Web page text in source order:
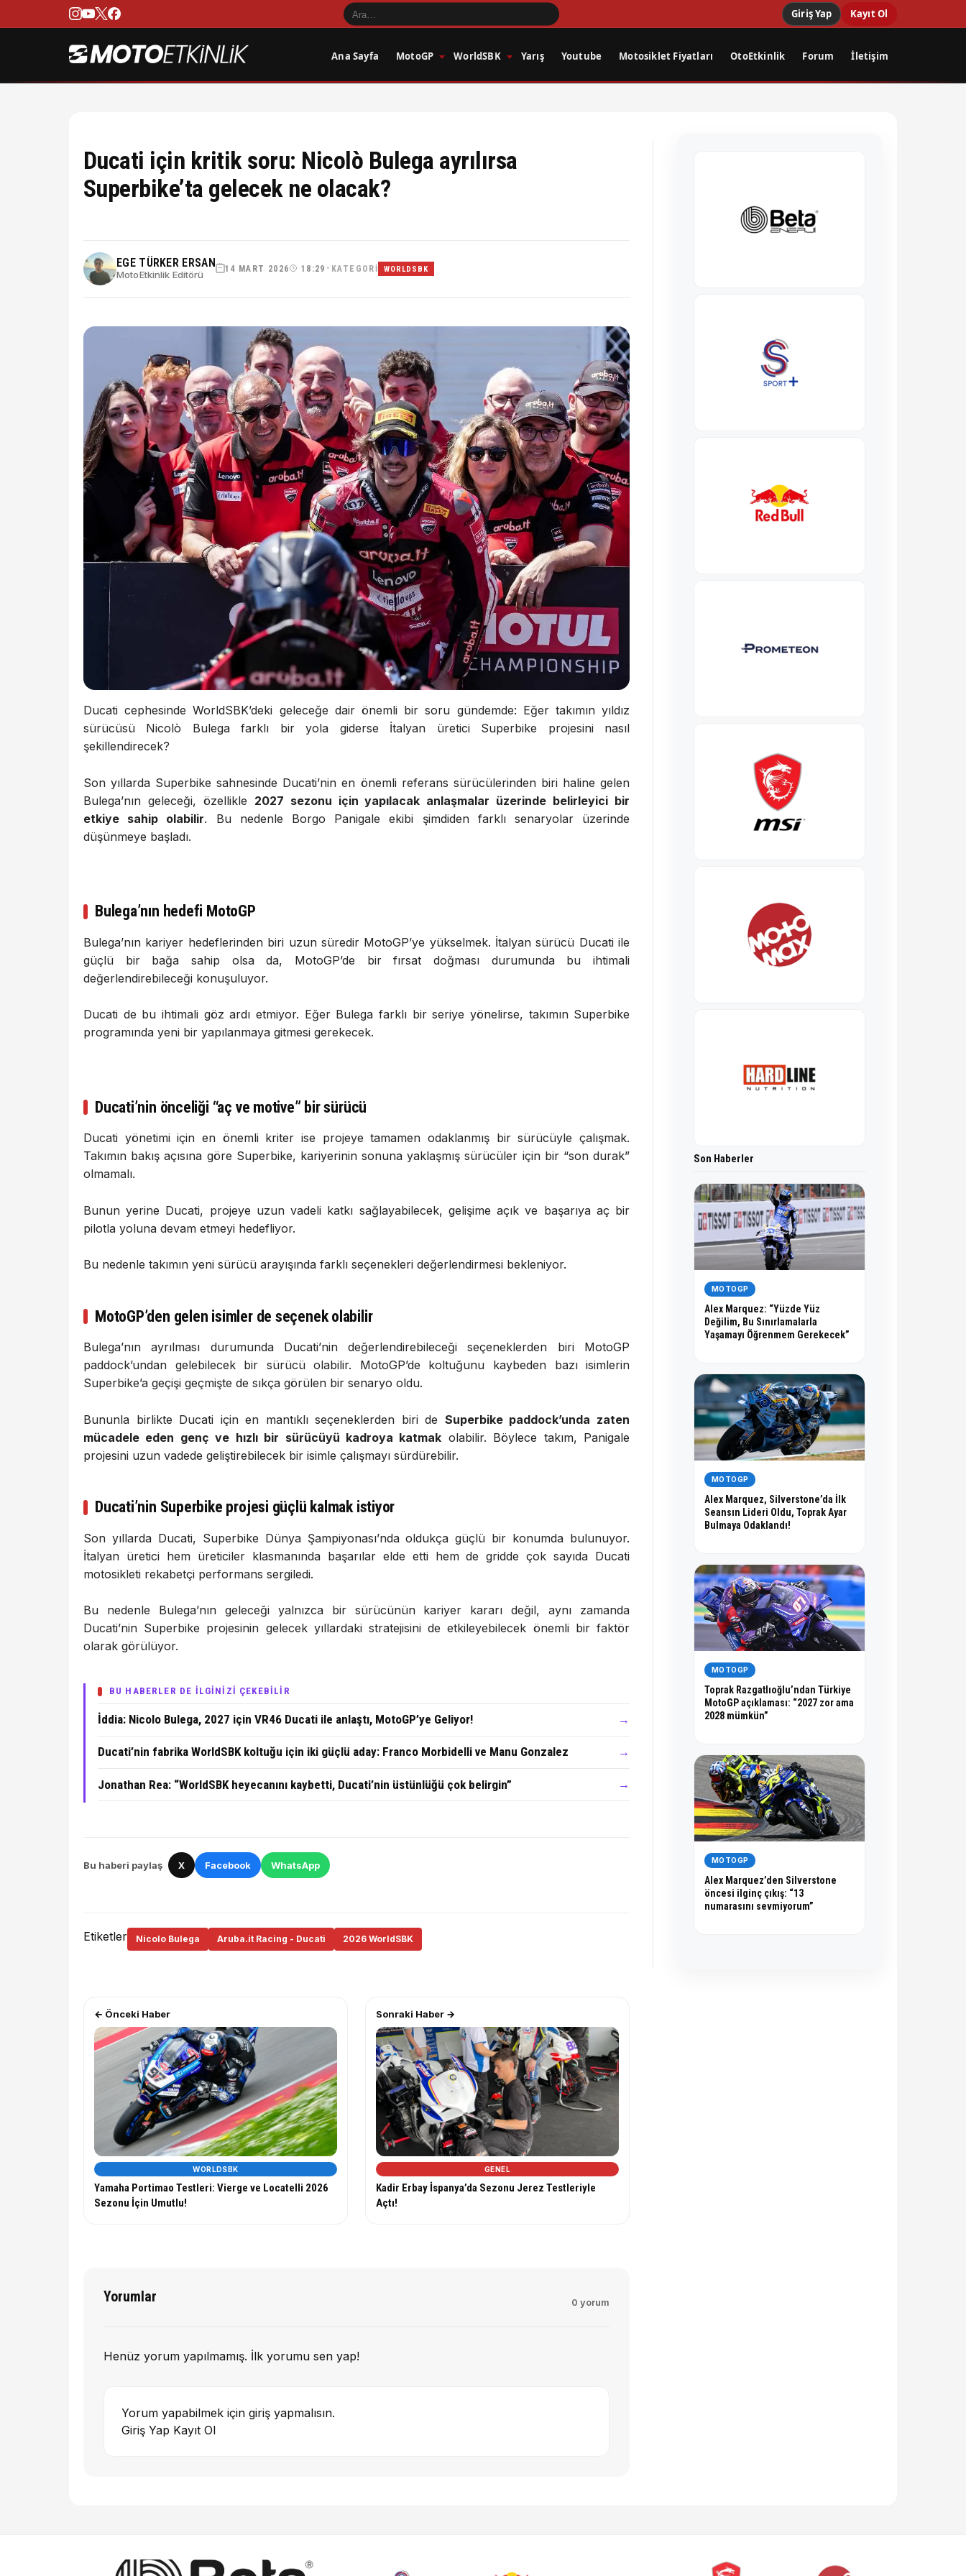
Giriş Yap Kayıt Ol
Ana Sayfa MotoGP WorldSBK Yarış Youtube Motosiklet Fiyatları OtoEtkinlik Forum İletişim
Ducati için kritik soru: Nicolò Bulega ayrılırsa
Superbike’ta gelecek ne olacak?
EGE TÜRKER ERSAN
MotoEtkinlik Editörü
14 MART 2026 18:29 • KATEGORI WORLDSBK
Ducati cephesindeWorldSBK’deki geleceğe dair önemli birsoru gündemde: Eğer takımınyıldız
sürücüsü Nicolò Bulega farklı biryola giderse İtalyan üretici Superbike projesini nasıl
şekillendirecek?
Sonyıllarda Superbikesahnesinde Ducati’ninen önemli referans sürücülerinden biri halinegelen
Bulega’nın geleceği, özellikle 2027 sezonu içinyapılacak anlaşmalar üzerinde belirleyici bir
etkiye sahip olabilir. Bu nedenle Borgo Panigaleekibi şimdiden farklı senaryolar üzerinde
düşünmeye başladı.
Bulega’nın hedefi MotoGP
Bulega’nın kariyer hedeflerinden biri uzun süredir MotoGP’ye yükselmek. İtalyansürücü Ducatiile
güçlü bir bağasahip olsada, MotoGP’de birfırsatdoğması durumunda buihtimali
değerlendirebileceği konuşuluyor.
Ducati de bu ihtimali gözardı etmiyor. Eğer Bulega farklı birseriye yönelirse, takımın Superbike
programında yeni bir yapılanmaya gitmesi gerekecek.
Ducati’nin önceliği “aç ve motive” birsürücü
Ducati yönetimiiçinen önemli kriterise projeyetamamenodaklanmış birsürücüyleçalışmak.
Takımın bakışaçısına göre Superbike, kariyerininsonunayaklaşmışsürücüler için bir “sondurak”
olmamalı.
Bununyerine Ducati, projeye uzunvadeli katkı sağlayabilecek, gelişimeaçıkve başarıya aç bir
pilotla yoluna devam etmeyi hedefliyor.
Bu nedenle takımın yeni sürücü arayışında farklı seçenekleri değerlendirmesi bekleniyor.
MotoGP’den gelen isimler de seçenek olabilir
Bulega’nınayrılması durumunda Ducati’nindeğerlendirebileceğiseçeneklerden biri MotoGP
paddock’undan gelebilecek bir sürücüolabilir. MotoGP’de koltuğunu kaybeden bazıisimlerin
Superbike’a geçişi geçmişte de sıkça görülen bir senaryo oldu.
Bununla birlikte Ducati içinen mantıklıseçeneklerden biride Superbike paddock’unda zaten
mücadele eden gençve hızlı bir sürücüyü kadroya katmak olabilir. Böylece takım, Panigale
projesini uzun vadede geliştirebilecek bir isimle çalışmayı sürdürebilir.
Ducati’nin Superbike projesi güçlü kalmak istiyor
Son yıllarda Ducati, Superbike Dünya Şampiyonası’ndaoldukçagüçlü bir konumda bulunuyor.
İtalyan üretici hem üreticiler klasmanında başarılar elde etti hemdegriddeçoksayıda Ducati
motosikleti rekabetçi performans sergiledi.
Bu nedenle Bulega’nın geleceği yalnızca bir sürücünün kariyer kararıdeğil,aynı zamanda
Ducati’nin Superbike projesinin gelecek yıllardakistratejisinideetkileyebilecek önemli birfaktör
olarak görülüyor.
BU HABERLER DE İLGİNİZİ ÇEKEBİLİR
İddia: Nicolo Bulega, 2027 için VR46 Ducati ile anlaştı, MotoGP’ye Geliyor! →
Ducati’nin fabrika WorldSBK koltuğu için iki güçlü aday: Franco Morbidelli ve Manu Gonzalez →
Jonathan Rea: “WorldSBK heyecanını kaybetti, Ducati’nin üstünlüğü çok belirgin” →
Bu haberi paylaş X Facebook WhatsApp
Etiketler Nicolo Bulega Aruba.it Racing - Ducati 2026 WorldSBK
← Önceki Haber
WORLDSBK
Yamaha Portimao Testleri: Vierge ve Locatelli 2026
Sezonu İçin Umutlu!
Sonraki Haber →
GENEL
Kadir Erbay İspanya’da Sezonu Jerez Testleriyle
Açtı!
Yorumlar 0 yorum
Henüz yorum yapılmamış. İlk yorumu sen yap!
Yorum yapabilmek için giriş yapmalısın.
Giriş Yap Kayıt Ol
Son Haberler
MOTOGP
Alex Marquez: “Yüzde Yüz
Değilim, Bu Sınırlamalarla
Yaşamayı Öğrenmem Gerekecek”
MOTOGP
Alex Marquez, Silverstone’da İlk
Seansın Lideri Oldu, Toprak Ayar
Bulmaya Odaklandı!
MOTOGP
Toprak Razgatlıoğlu’ndan Türkiye
MotoGP açıklaması: “2027 zor ama
2028 mümkün”
MOTOGP
Alex Marquez’den Silverstone
öncesi ilginç çıkış: “13
numarasını sevmiyorum”